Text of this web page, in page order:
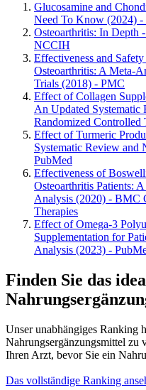
Glucosamine and
Need To Know (2024)
Osteoarthritis: In Depth
NCCIH
Effectiveness and
Osteoarthritis: A Meta-
Trials (2018) - PMC
Effect of Collagen
An Updated
Randomized Controlled
Effect of Turmeric
Systematic Review and
PubMed
Effectiveness of
Osteoarthritis Patients:
Analysis (2020) - BMC
Therapies
Effect of Omega-3
Supplementation for
Analysis (2023) -
Finden Sie das
Unser unabhängiges Ranking
Nahrungsergänzungsmittel zu
Ihren Arzt, bevor Sie ein
Das vollständige Ranking